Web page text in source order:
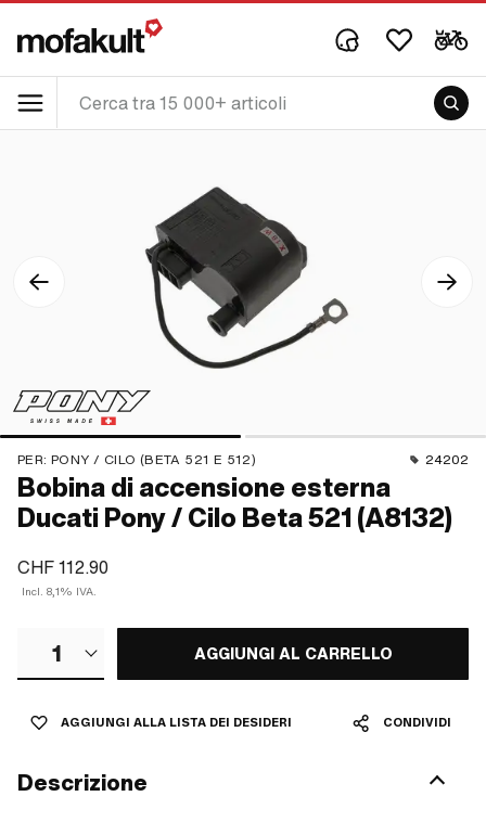
PER: PONY / CILO (BETA 521 E 512) 24202
Bobina di accensione esterna
Ducati Pony / Cilo Beta 521 (A8132)
CHF 112.90
Incl. 8,1% IVA.
1 AGGIUNGI AL CARRELLO
AGGIUNGI ALLA LISTA DEI DESIDERI CONDIVIDI
Descrizione